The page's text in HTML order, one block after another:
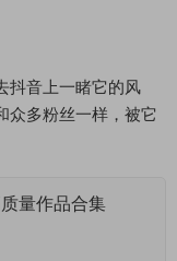
抖音上一睹它的风
众多粉丝一样，被它
量作品合集